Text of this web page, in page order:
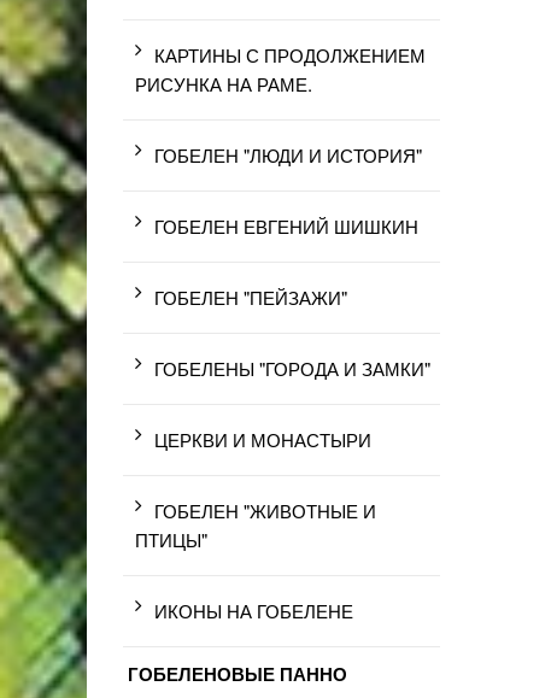
КАРТИНЫ С ПРОДОЛЖЕНИЕМ
РИСУНКА НА РАМЕ.
ГОБЕЛЕН "ЛЮДИ И ИСТОРИЯ"
ГОБЕЛЕН ЕВГЕНИЙ ШИШКИН
ГОБЕЛЕН "ПЕЙЗАЖИ"
ГОБЕЛЕНЫ "ГОРОДА И ЗАМКИ"
ЦЕРКВИ И МОНАСТЫРИ
ГОБЕЛЕН "ЖИВОТНЫЕ И
ПТИЦЫ"
ИКОНЫ НА ГОБЕЛЕНЕ
ГОБЕЛЕНОВЫЕ ПАННО